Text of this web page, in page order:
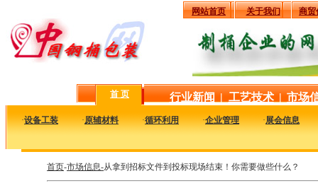
网站首页 关于我们 商贸
首 页 行业新闻 | 工艺技术 | 市场
·设备工装 ·原辅材料 ·循环利用 ·企业管理 ·展会信息
首页-市场信息-从拿到招标文件到投标现场结束！你需要做些什么？